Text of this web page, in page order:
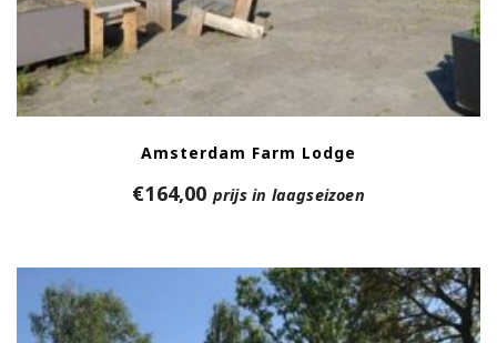
Amsterdam Farm Lodge
€164,00 prijs in laagseizoen